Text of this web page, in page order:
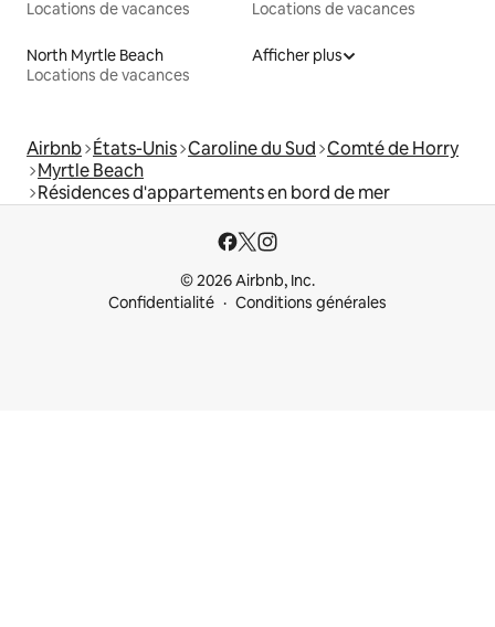
Locations de vacances Locations de vacances
North Myrtle Beach
Locations de vacances
Afficher plus
Airbnb États-Unis Caroline du Sud Comté de Horry
Myrtle Beach
Résidences d'appartements en bord de mer
© 2026 Airbnb, Inc.
Confidentialité
Conditions générales